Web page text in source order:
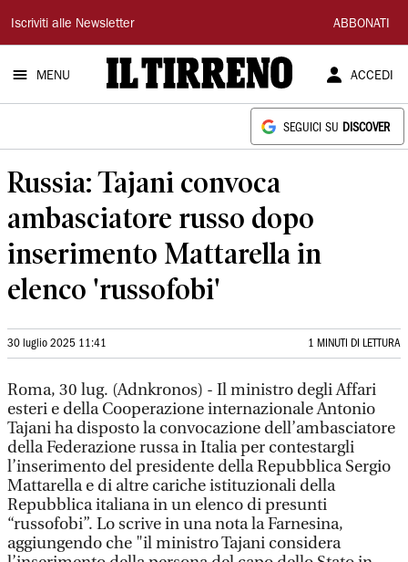
Il
Tirreno
Iscriviti alle Newsletter ABBONATI
MENU ACCEDI
SEGUICI SU DISCOVER
Russia: Tajani convoca
ambasciatore russo dopo
inserimento Mattarella in
elenco 'russofobi'
30 luglio 2025 11:41 1 MINUTI DI LETTURA
Roma, 30 lug. (Adnkronos) - Il ministro degli Affari
esteri e della Cooperazione internazionale Antonio
Tajani ha disposto la convocazione dell’ambasciatore
della Federazione russa in Italia per contestargli
l’inserimento del presidente della Repubblica Sergio
Mattarella e di altre cariche istituzionali della
Repubblica italiana in un elenco di presunti
“russofobi”. Lo scrive in una nota la Farnesina,
aggiungendo che "il ministro Tajani considera